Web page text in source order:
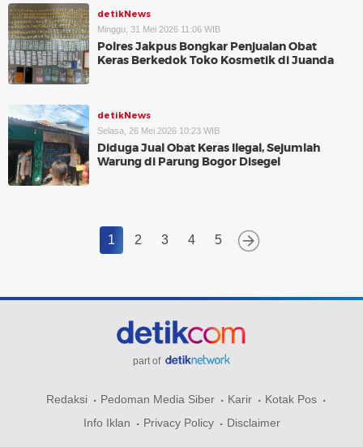
detikNews
Minggu, 31 Mei 2026 11:06 WIB
Polres Jakpus Bongkar Penjualan Obat
Keras Berkedok Toko Kosmetik di Juanda
detikNews
Selasa, 26 Mei 2026 10:23 WIB
Diduga Jual Obat Keras Ilegal, Sejumlah
Warung di Parung Bogor Disegel
1 2 3 4 5
part of
Redaksi Pedoman Media Siber Karir
Kotak Pos
Info Iklan
Privacy Policy Disclaimer